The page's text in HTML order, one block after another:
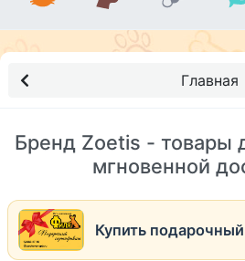
Главная
Бренд Zoetis - товары
мгновенной
Купить